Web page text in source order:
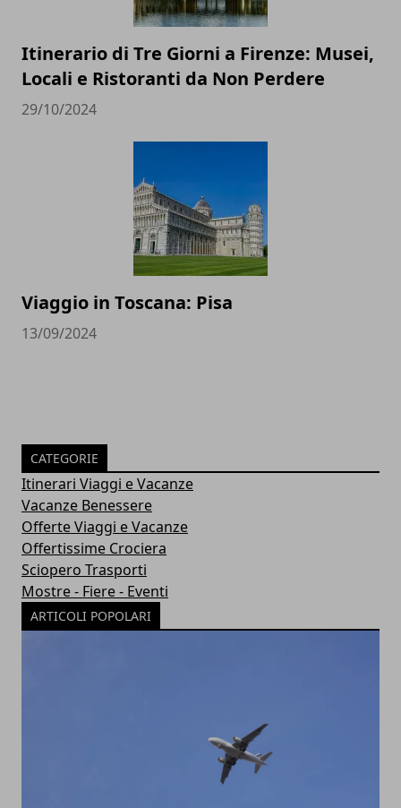
Itinerario di Tre Giorni a Firenze: Musei,
Locali e Ristoranti da Non Perdere
29/10/2024
Viaggio in Toscana: Pisa
13/09/2024
CATEGORIE
Itinerari Viaggi e Vacanze
Vacanze Benessere
Offerte Viaggi e Vacanze
Offertissime Crociera
Sciopero Trasporti
Mostre - Fiere - Eventi
ARTICOLI POPOLARI